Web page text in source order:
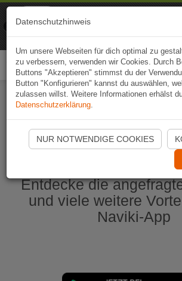
Naviki App jetzt
Entdecke die
und viele weitere
Naviki-App
Datenschutzhinweis
Um unsere Webseiten für dich optimal zu
zu verbessern, verwenden wir Cookies. Durch
Buttons "Akzeptieren" stimmst du der
Button "Konfigurieren" kannst du auswählen,
zulassen willst. Weitere Informationen erhälst
Datenschutzerklärung.
NUR NOTWENDIGE COOKIES
Naviki